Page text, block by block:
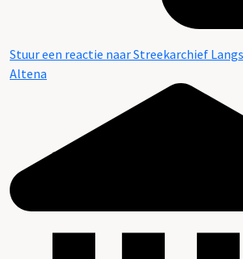
Stuur een reactie naar Streekarchief
Altena